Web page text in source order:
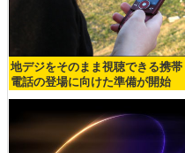
地デジをそのまま視聴できる携帯
電話の登場に向けた準備が開始